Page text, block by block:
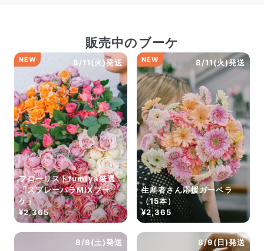
販売中のブーケ
8/11(火)発送
NEW
フローリストfumiya厳選
「スプレーバラMIXブー
ケ」
¥2,365
8/11(火)発送
NEW
生産者さん応援ガーベラ
（15本）
¥2,365
8/8(土)発送 8/9(日)発送